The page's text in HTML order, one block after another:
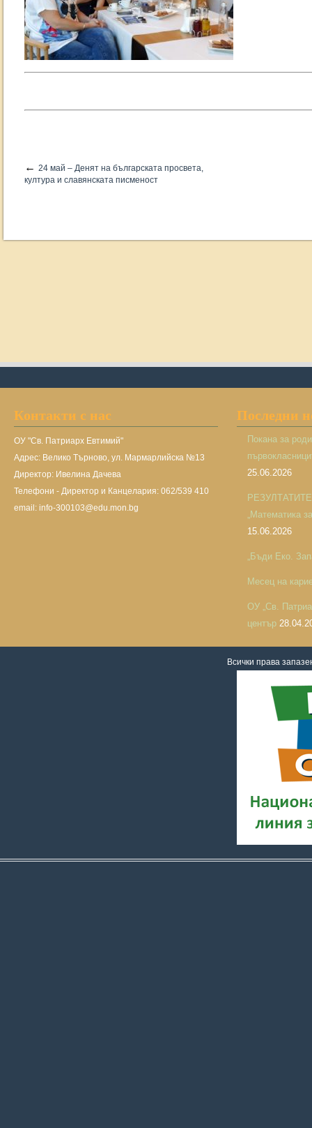
← 24 май – Денят на българската просвета,
култура и славянската писменост
Контакти с нас
ОУ "Св. Патриарх Евтимий"
Адрес: Велико Търново, ул. Мармарлийска №13
Директор: Ивелина Дачева
Телефони - Директор и Канцелария: 062/539 410
email: info-300103@edu.mon.bg
Последни
Покана за
25.06.2026
РЕЗУЛТАТИТЕ
„Математика
15.06.2026
„Бъди Еко.
Месец на
ОУ „Св.
център
Всички права